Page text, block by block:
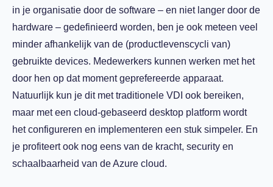
in je organisatie door de software – en niet langer door de
hardware – gedefinieerd worden, ben je ook meteen veel
minder afhankelijk van de (productlevenscycli van)
gebruikte devices. Medewerkers kunnen werken met het
door hen op dat moment geprefereerde apparaat.
Natuurlijk kun je dit met traditionele VDI ook bereiken,
maar met een cloud-gebaseerd desktop platform wordt
het configureren en implementeren een stuk simpeler. En
je profiteert ook nog eens van de kracht, security en
schaalbaarheid van de Azure cloud.